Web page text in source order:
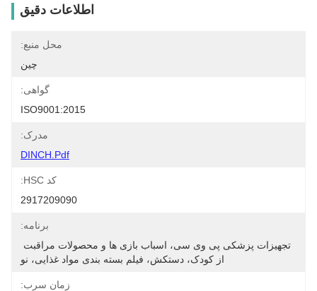
اطلاعات دقیق
محل منبع:
چین
گواهی:
ISO9001:2015
مدرک:
DINCH.pdf
کد HSC:
2917209090
برنامه:
از کودک، دستکش، فیلم بسته بندی مواد غذایی، نو
زمان سرب: